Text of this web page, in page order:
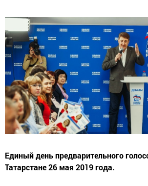
Единый день предварительного
Татарстане 26 мая 2019 года.